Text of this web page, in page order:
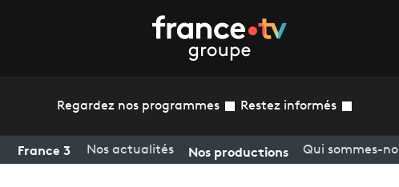
Regardez nos programmes Restez informés
France 3 Nos actualités Nos productions Qui sommes-